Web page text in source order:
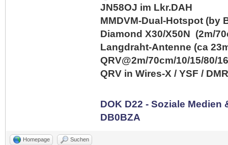
JN58OJ im Lkr.DAH
MMDVM-Dual-Hotspot (by
Diamond X30/X50N (2m/
Langdraht-Antenne (ca
QRV@2m/70cm/10/15/80/
QRV in Wires-X / YSF /
DOK D22 - Soziale
DB0BZA
Homepage Suchen